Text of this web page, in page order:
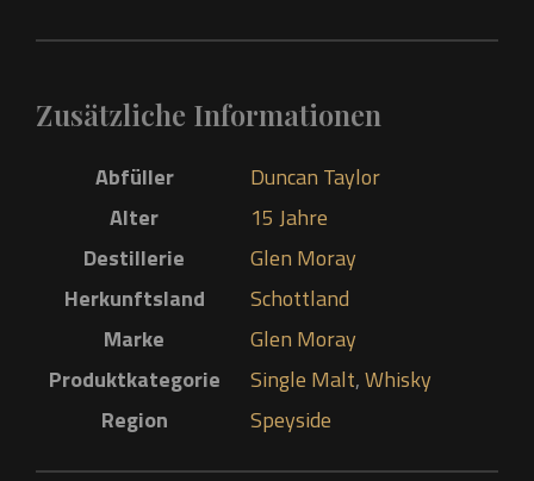
Zusätzliche Informationen
Abfüller
Duncan Taylor
Alter
15 Jahre
Destillerie
Glen Moray
Herkunftsland
Schottland
Marke
Glen Moray
Produktkategorie
Single Malt,Whisky
Region
Speyside